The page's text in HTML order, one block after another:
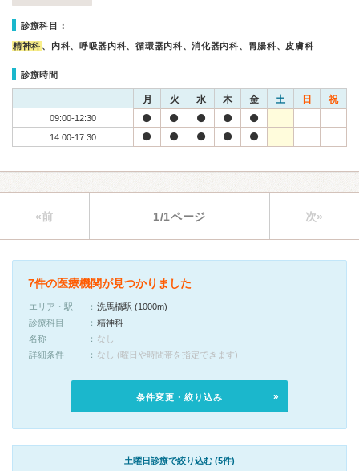
診療科目：
精神科 、内科、呼吸器内科、循環器内科、消化器内科、胃腸科、皮膚科
診療時間
月 火 水 木 金 土 日 祝
09:00-12:30
14:00-17:30
«前 1/1ページ 次»
7件の医療機関が見つかりました
エリア・駅
洗馬橋駅 (1000m)
診療科目
精神科
名称
なし
詳細条件
なし (曜日や時間帯を指定できます)
条件変更・絞り込み
土曜日診療で絞り込む (5件)